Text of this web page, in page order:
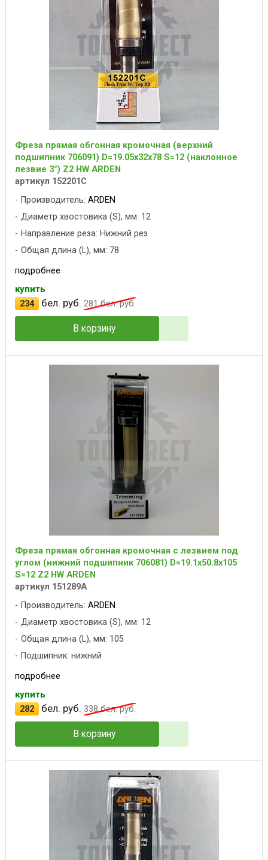
Фреза прямая обгонная кромочная (верхний
подшипник 706091) D=19.05x32x78 S=12 (наклонное
лезвие 3°) Z2 HW ARDEN
артикул 152201C
Производитель: ARDEN
Диаметр хвостовика (S), мм: 12
Направление реза: Нижний рез
Общая длина (L), мм: 78
подробнее
купить
234
бел. руб. 281бел. руб.
В корзину
Фреза прямая обгонная кромочная с лезвием под
углом (нижний подшипник 706081) D=19.1x50.8x105
S=12 Z2 HW ARDEN
артикул 151289A
Производитель: ARDEN
Диаметр хвостовика (S), мм: 12
Общая длина (L), мм: 105
Подшипник: нижний
подробнее
купить
282
бел. руб. 338бел. руб.
В корзину